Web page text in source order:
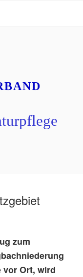
zum
vor Ort, wird